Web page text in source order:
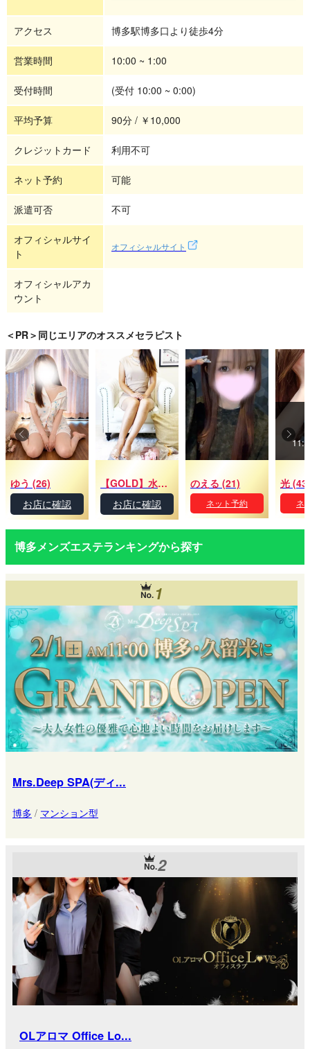
アクセス 博多駅博多口より徒歩4分
営業時間 10:00 ~ 1:00
受付時間 (受付 10:00 ~ 0:00)
平均予算 90分 / ￥10,000
クレジットカード 利用不可
ネット予約 可能
派遣可否 不可
オフィシャルサイ
ト
オフィシャルサイト
オフィシャルアカ
ウント
＜PR＞同じエリアのオススメセラピスト
ゆう (26)
お店に確認
【GOLD】水沢 りあん (22)
お店に確認
のえる (21)
ネット予約
光 (43)
ネ
博多メンズエステランキングから探す
1
Mrs.Deep SPA(ディ...
博多 / マンション型
2
OLアロマ Office Lo...